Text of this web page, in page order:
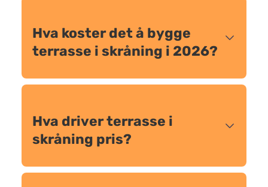
Hva koster det å bygge
terrasse i skråning i 2026?
Hva driver terrasse i
skråning pris?